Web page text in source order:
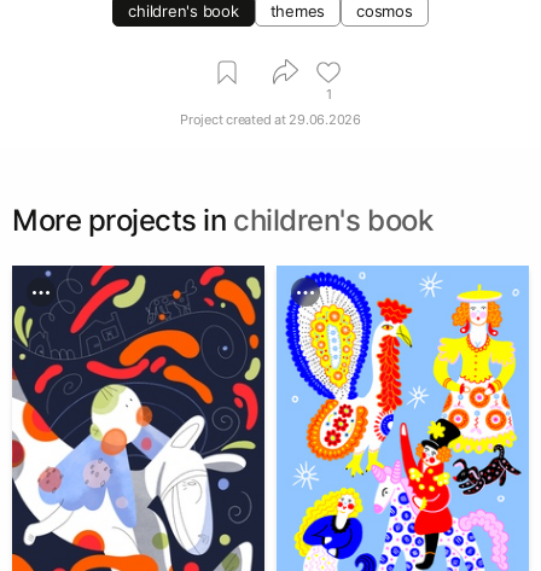
children's book themes cosmos
1
Project created at 29.06.2026
More projects in children's book